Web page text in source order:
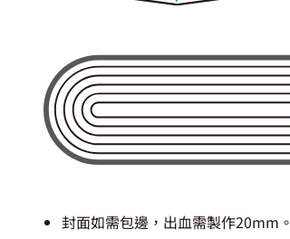
封面如需包邊，出血需製作20mm。